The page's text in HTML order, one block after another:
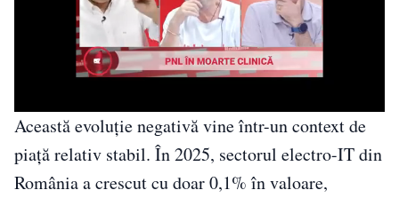
Această evoluție negativă vine într-un context de
piață relativ stabil. În 2025, sectorul electro-IT din
România a crescut cu doar 0,1% în valoare,